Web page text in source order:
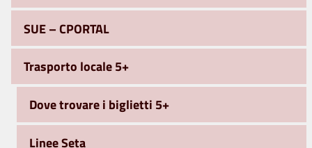
SUE – CPORTAL
Trasporto locale 5+
Dove trovare i biglietti 5+
Linee Seta